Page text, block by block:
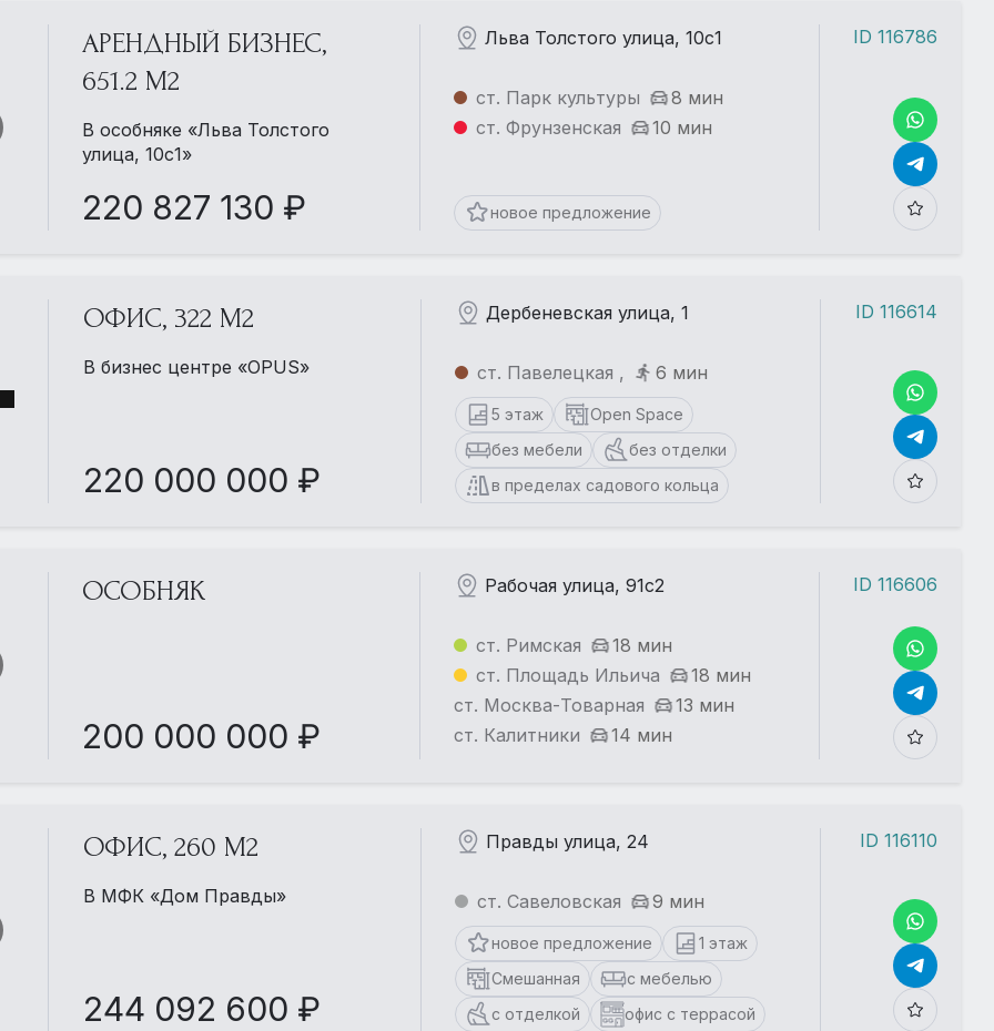
АРЕНДНЫЙ БИЗНЕС,
651.2 М2
В особняке «Льва Толстого
улица, 10с1»
220 827 130 ₽
Льва Толстого улица, 10с1
ст. Парк культуры
8 мин
ст. Фрунзенская
10 мин
новое предложение
ID 116786
ОФИС, 322 М2
В бизнес центре «OPUS»
220 000 000 ₽
Дербеневская улица, 1
ст. Павелецкая , 6 мин
5 этаж
Open Space
без мебели
без отделки
в пределах садового кольца
ID 116614
ОСОБНЯК
200 000 000 ₽
Рабочая улица, 91с2
ст. Римская
18 мин
ст. Площадь Ильича
18 мин
ст. Москва-Товарная
13 мин
ст. Калитники
14 мин
ID 116606
ОФИС, 260 М2
В МФК «Дом Правды»
244 092 600 ₽
Правды улица, 24
ст. Савеловская 9 мин
новое предложение
1 этаж
Смешанная
с мебелью
с отделкой
офис с террасой
ID 116110